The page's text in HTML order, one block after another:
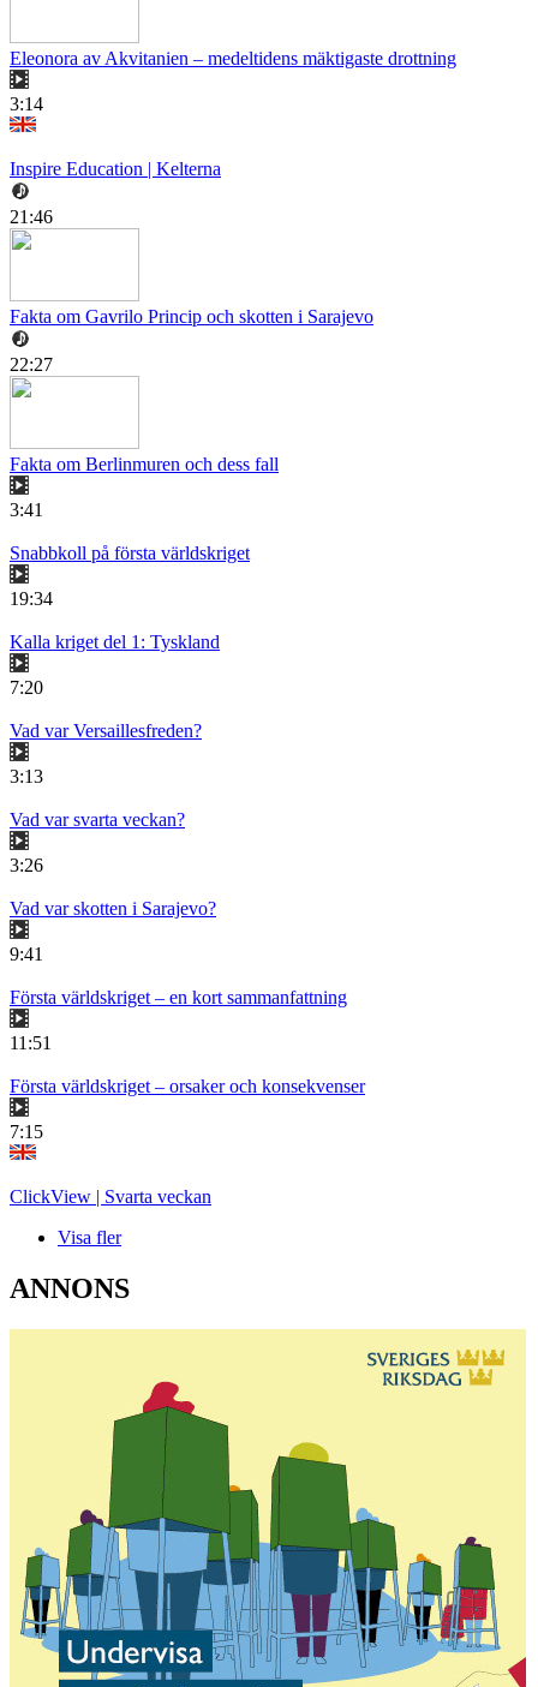
Eleonora av Akvitanien – medeltidens mäktigaste drottning
3:14
Inspire Education | Kelterna
21:46
Fakta om Gavrilo Princip och skotten i Sarajevo
22:27
Fakta om Berlinmuren och dess fall
3:41
Snabbkoll på första världskriget
19:34
Kalla kriget del 1: Tyskland
7:20
Vad var Versaillesfreden?
3:13
Vad var svarta veckan?
3:26
Vad var skotten i Sarajevo?
9:41
Första världskriget – en kort sammanfattning
11:51
Första världskriget – orsaker och konsekvenser
7:15
ClickView | Svarta veckan
Visa fler
ANNONS